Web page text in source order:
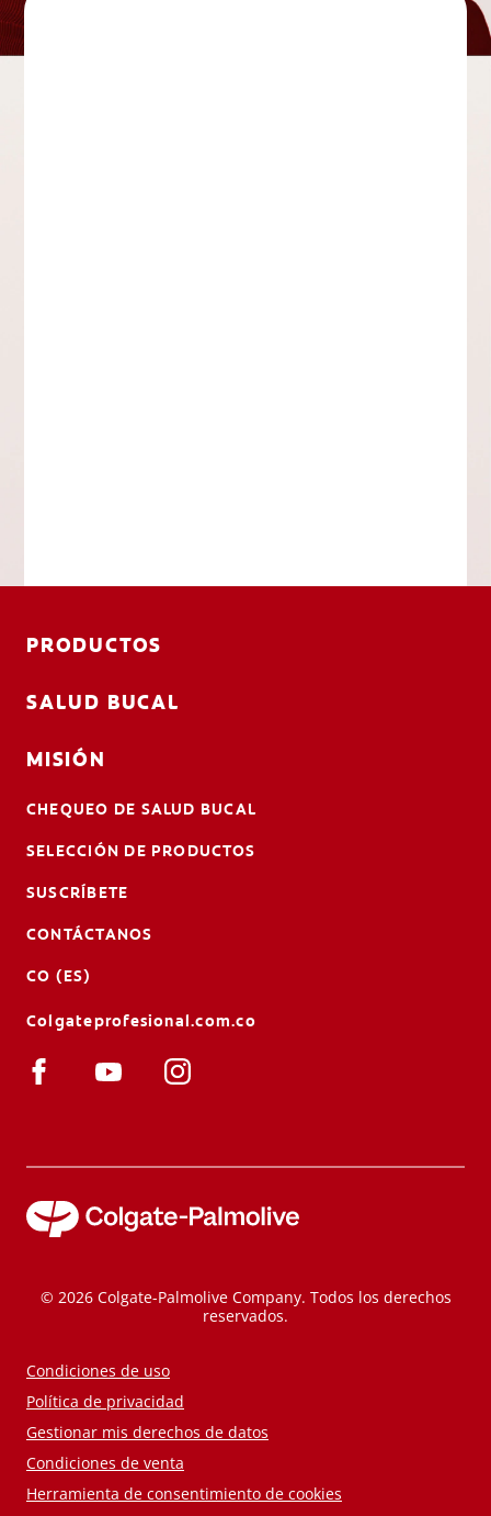
PRODUCTOS
SALUD BUCAL
MISIÓN
CHEQUEO DE SALUD BUCAL
SELECCIÓN DE PRODUCTOS
SUSCRÍBETE
CONTÁCTANOS
CO (ES)
Colgateprofesional.com.co
© 2026 Colgate-Palmolive Company. Todos los derechos
reservados.
Condiciones de uso
Política de privacidad
Gestionar mis derechos de datos
Condiciones de venta
Herramienta de consentimiento de cookies